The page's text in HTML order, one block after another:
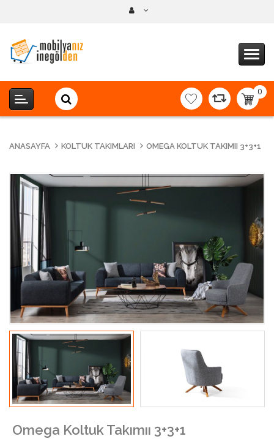
0
-
ANASAYFA KOLTUK TAKIMLARI OMEGA KOLTUK TAKIMII 3+3+1
Omega Koltuk Takımıı 3+3+1